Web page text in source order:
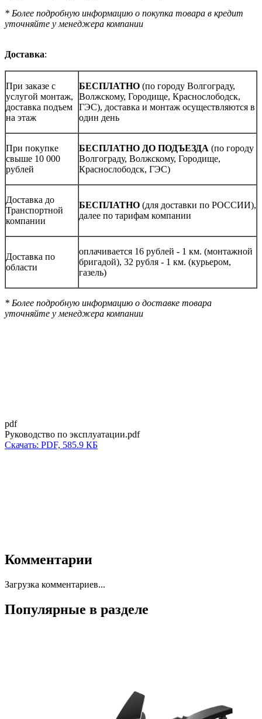
* Более подробную информацию о покупка товара в кредит
уточняйте у менеджера компании
Доставка:
При заказе с
услугой монтаж,
доставка подъем
на этаж
БЕСПЛАТНО (по городу Волгограду,
Волжскому, Городище, Краснослободск,
ГЭС), доставка и монтаж осуществляются в
один день
При покупке
свыше 10 000
рублей
БЕСПЛАТНО ДО ПОДЪЕЗДА (по городу
Волгограду, Волжскому, Городище,
Краснослободск, ГЭС)
Доставка до
Транспортной
компании
БЕСПЛАТНО (для доставки по РОССИИ),
далее по тарифам компании
Доставка по
области
оплачивается 16 рублей - 1 км. (монтажной
бригадой), 32 рубля - 1 км. (курьером,
газель)
* Более подробную информацию о доставке товара
уточняйте у менеджера компании
pdf
Руководство по эксплуатации.pdf
Скачать: PDF, 585.9 КБ
Комментарии
Загрузка комментариев...
Популярные в разделе